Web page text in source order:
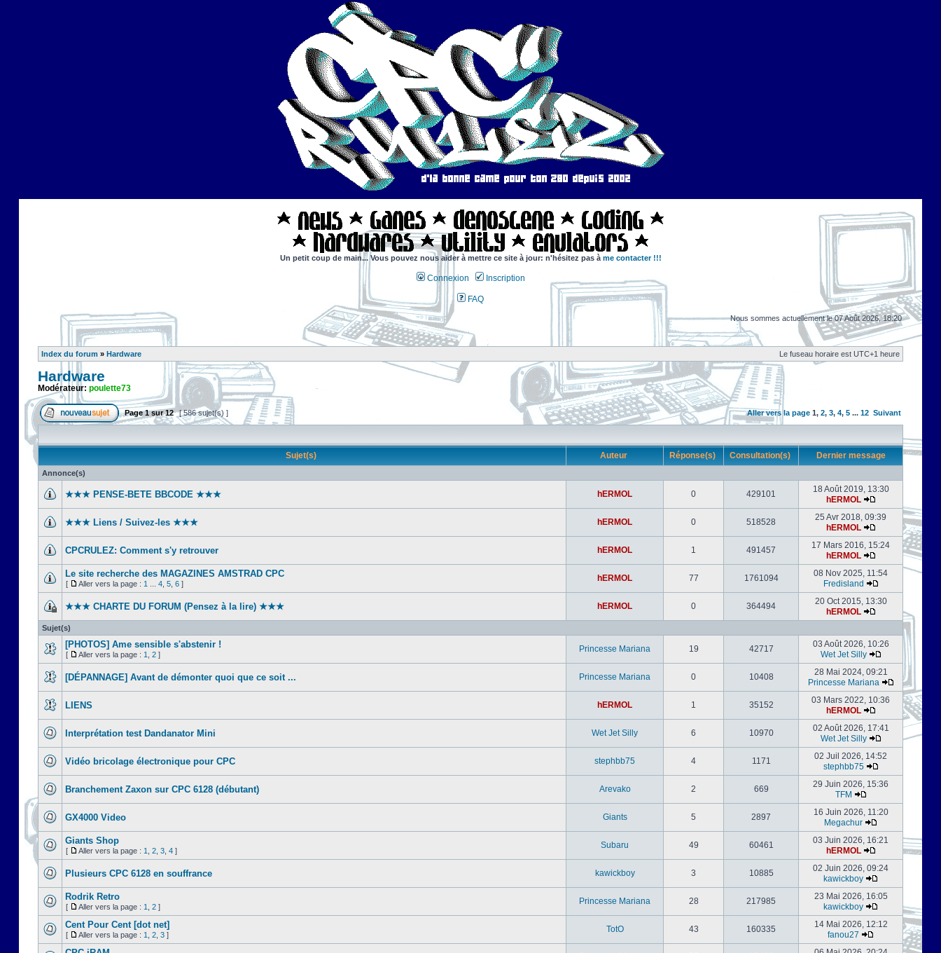
Un petit coup de main... Vous pouvez nous aider à mettre ce site à jour: n'hésitez pas à me contacter !!!
Connexion Inscription
FAQ
Nous sommes actuellement le 07 Août 2026, 18:20
Index du forum » Hardware Le fuseau horaire est UTC+1 heure
Hardware
Modérateur: poulette73
Page1sur12 [ 586 sujet(s) ] Aller vers la page 1, 2, 3, 4, 5 ... 12 Suivant
Sujet(s) Auteur Réponse(s) Consultation(s) Dernier message
Annonce(s)
★★★ PENSE-BETE BBCODE ★★★ hERMOL 0 429101
18 Août 2019, 13:30
hERMOL
★★★ Liens / Suivez-les ★★★ hERMOL 0 518528
25 Avr 2018, 09:39
hERMOL
CPCRULEZ: Comment s'y retrouver‎ hERMOL 1 491457
17 Mars 2016, 15:24
hERMOL
Le site recherche des MAGAZINES AMSTRAD CPC
[ Aller vers la page : 1 4 5 6 ]
hERMOL 77 1761094
08 Nov 2025, 11:54
Fredisland
★★★ CHARTE DU FORUM (Pensez à la lire) ★★★ hERMOL 0 364494
20 Oct 2015, 13:30
hERMOL
Sujet(s)
[PHOTOS] Ame sensible s'abstenir !
[ Aller vers la page : 1 2 ]
Princesse Mariana 19 42717
03 Août 2026, 10:26
Wet Jet Silly
[DÉPANNAGE] Avant de démonter quoi que ce soit ... Princesse Mariana 0 10408
28 Mai 2024, 09:21
Princesse Mariana
LIENS hERMOL 1 35152
03 Mars 2022, 10:36
hERMOL
Interprétation test Dandanator Mini Wet Jet Silly 6 10970
02 Août 2026, 17:41
Wet Jet Silly
Vidéo bricolage électronique pour CPC stephbb75 4 1171
02 Juil 2026, 14:52
stephbb75
Branchement Zaxon sur CPC 6128 (débutant) Arevako 2 669
29 Juin 2026, 15:36
TFM
GX4000 Video Giants 5 2897
16 Juin 2026, 11:20
Megachur
Giants Shop
[ Aller vers la page : 1 2 3 4 ]
Subaru 49 60461
03 Juin 2026, 16:21
hERMOL
Plusieurs CPC 6128 en souffrance kawickboy 3 10885
02 Juin 2026, 09:24
kawickboy
Rodrik Retro
[ Aller vers la page : 1 2 ]
Princesse Mariana 28 217985
23 Mai 2026, 16:05
kawickboy
Cent Pour Cent [dot net]
[ Aller vers la page : 1 2 3 ]
TotO 43 160335
14 Mai 2026, 12:12
fanou27